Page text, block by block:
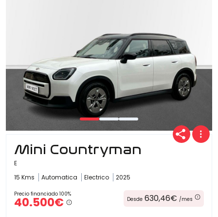
Mini Countryman
E
15 Kms
Automatica Electrico 2025
Precio financiado 100%
40.500€ Desde 630,46€ /mes